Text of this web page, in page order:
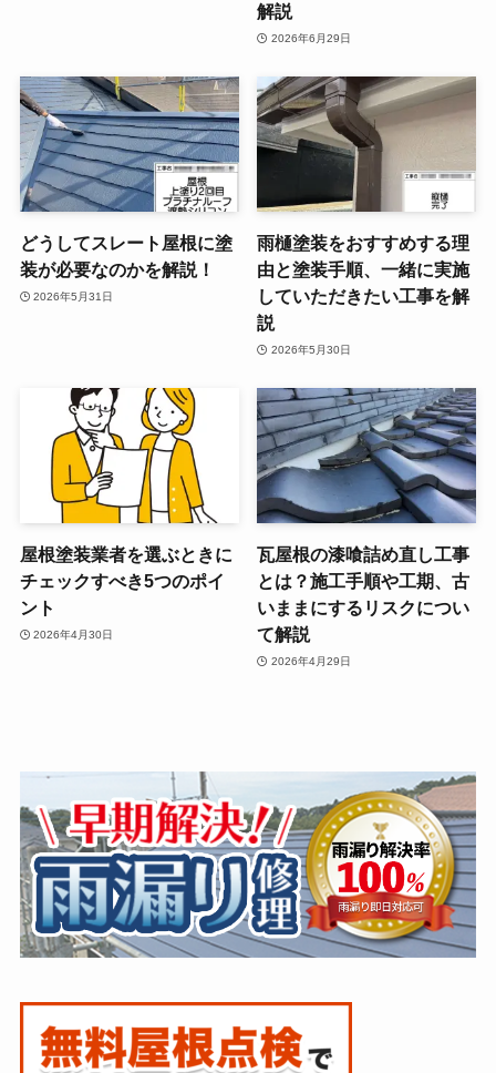
解説
2026年6月29日
どうしてスレート屋根に塗
装が必要なのかを解説！
2026年5月31日
雨樋塗装をおすすめする理
由と塗装手順、一緒に実施
していただきたい工事を解
説
2026年5月30日
屋根塗装業者を選ぶときに
チェックすべき5つのポイ
ント
2026年4月30日
瓦屋根の漆喰詰め直し工事
とは？施工手順や工期、古
いままにするリスクについ
て解説
2026年4月29日